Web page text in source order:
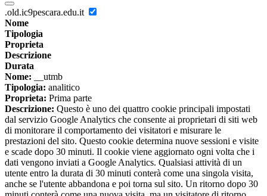
.old.ic9pescara.edu.it
Nome
Tipologia
Proprieta
Descrizione
Durata
Nome: __utmb
Tipologia: analitico
Proprieta: Prima parte
Descrizione: Questo è uno dei quattro cookie principali impostati
dal servizio Google Analytics che consente ai proprietari di siti web
di monitorare il comportamento dei visitatori e misurare le
prestazioni del sito. Questo cookie determina nuove sessioni e visite
e scade dopo 30 minuti. Il cookie viene aggiornato ogni volta che i
dati vengono inviati a Google Analytics. Qualsiasi attività di un
utente entro la durata di 30 minuti conterà come una singola visita,
anche se l'utente abbandona e poi torna sul sito. Un ritorno dopo 30